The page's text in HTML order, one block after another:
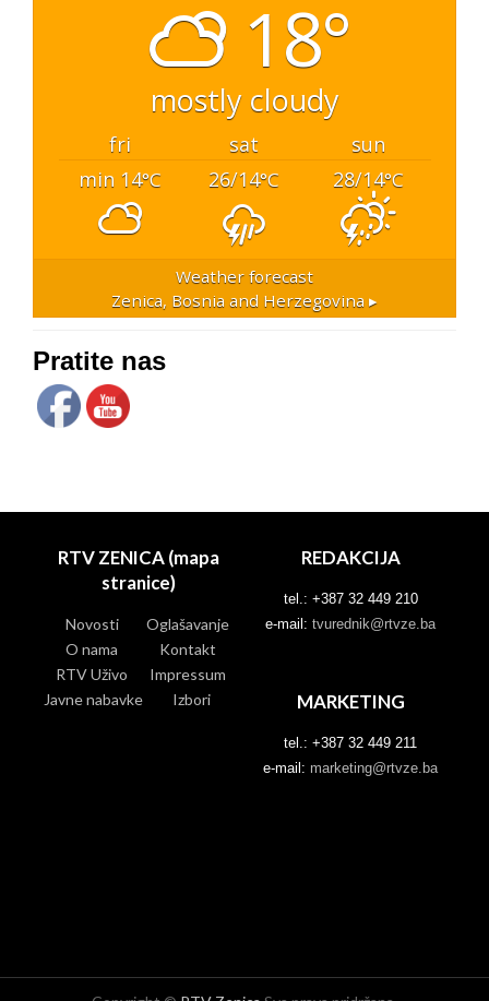
18°
mostly cloudy
fri sat
sun
min 14°C 26/14°C 28/14°C
Weather forecast
Zenica, Bosnia and Herzegovina ▸
Pratite nas
RTV ZENICA (mapa
stranice)
Novosti
Oglašavanje
O nama
Kontakt
RTV Uživo
Impressum
Javne nabavke
Izbori
REDAKCIJA
tel.: +387 32 449 210
e-mail: tvurednik@rtvze.ba
MARKETING
tel.: +387 32 449 211
e-mail: marketing@rtvze.ba